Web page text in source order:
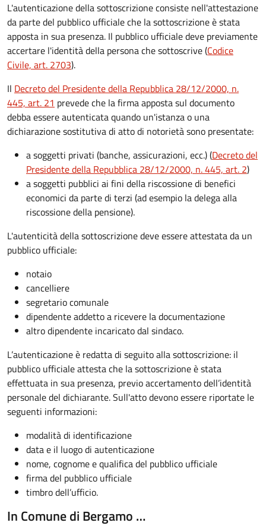
L'autenticazione della sottoscrizione consiste nell'attestazione
da parte del pubblico ufficiale che la sottoscrizione è stata
apposta in sua presenza. Il pubblico ufficiale deve previamente
accertare l'identità della persona che sottoscrive (Codice
Civile, art. 2703).
Il Decreto del Presidente della Repubblica 28/12/2000, n.
445, art. 21 prevede che la firma apposta sul documento
debba essere autenticata quando un'istanza o una
dichiarazione sostitutiva di atto di notorietà sono presentate:
a soggetti privati​​​​​ (banche, assicurazioni, ecc.) (Decreto del
Presidente della Repubblica 28/12/2000, n. 445, art. 2)
a soggetti pubblici ai fini della riscossione di benefici
economici da parte di terzi (ad esempio la delega alla
riscossione della pensione).
L'autenticità della sottoscrizione deve essere attestata da un
pubblico ufficiale:
notaio
cancelliere
segretario comunale
dipendente addetto a ricevere la documentazione
altro dipendente incaricato dal sindaco.
L’autenticazione è redatta di seguito alla sottoscrizione: il
pubblico ufficiale attesta che la sottoscrizione è stata
effettuata in sua presenza, previo accertamento dell’identità
personale del dichiarante. Sull'atto devono essere riportate le
seguenti informazioni:
modalità di identificazione
data e il luogo di autenticazione
nome, cognome e qualifica del pubblico ufficiale
firma del pubblico ufficiale
timbro dell’ufficio.
In Comune di Bergamo …